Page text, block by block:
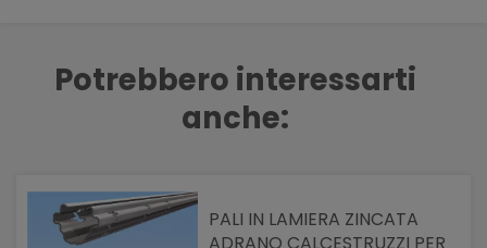
Potrebbero interessarti
anche:
PALI IN LAMIERA ZINCATA
ADRANO CALCESTRUZZI PER